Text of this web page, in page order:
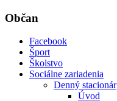
Občan
Facebook
Šport
Školstvo
Sociálne zariadenia
Denný stacionár
Úvod